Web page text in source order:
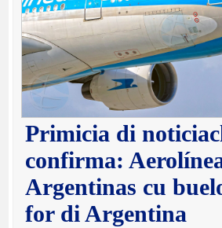
Primicia di
confirma:
Argentinas cu
for di Argentina